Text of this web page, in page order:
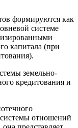
формируются как
системе
капитала (при
земельно-
кредитования и
системы отношений